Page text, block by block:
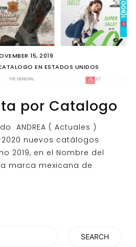
15, 2019
EN ESTADOS UNIDOS
por Catalogo
ANDREA ( Actuales )
nuevos catálogos
2019, en el Nombre del
marca mexicana de